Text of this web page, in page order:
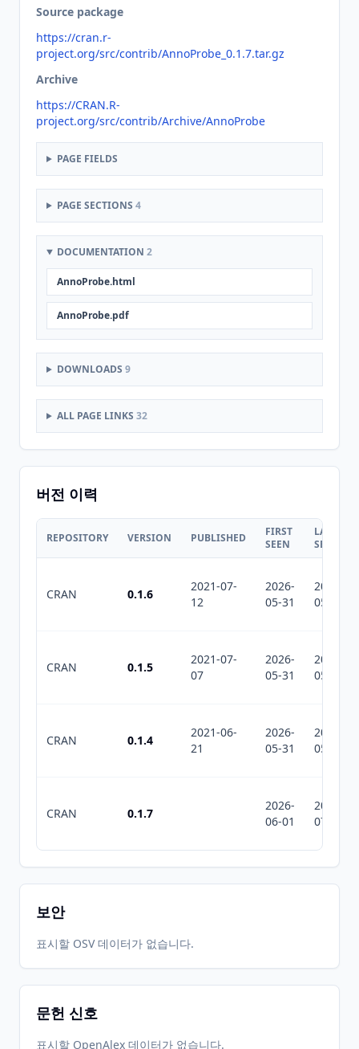
Source package
https://cran.r-
project.org/src/contrib/AnnoProbe_0.1.7.tar.gz
Archive
https://CRAN.R-
project.org/src/contrib/Archive/AnnoProbe
PAGE FIELDS
PAGE SECTIONS 4
DOCUMENTATION 2
AnnoProbe.html
AnnoProbe.pdf
DOWNLOADS 9
ALL PAGE LINKS 32
버전 이력
REPOSITORY VERSION PUBLISHED
FIRST
SEEN
LAST
SEEN
CRAN 0.1.6
2021-07-
12
2026-
05-31
2026-
05-31
CRAN 0.1.5
2021-07-
07
2026-
05-31
2026-
05-31
CRAN 0.1.4
2021-06-
21
2026-
05-31
2026-
05-31
CRAN 0.1.7
2026-
06-01
2026-
07-10
보안
표시할 OSV 데이터가 없습니다.
문헌 신호
표시할 OpenAlex 데이터가 없습니다.